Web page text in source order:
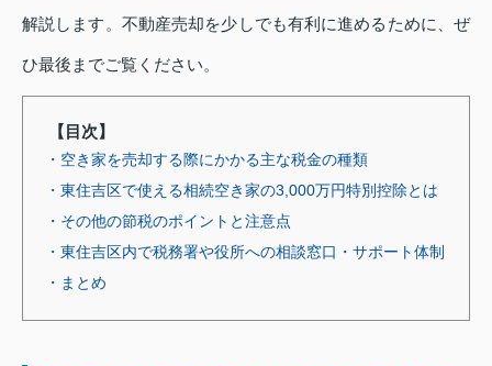
解説します。不動産売却を少しでも有利に進めるために、ぜ
ひ最後までご覧ください。
【目次】
・空き家を売却する際にかかる主な税金の種類
・東住吉区で使える相続空き家の3,000万円特別控除とは
・その他の節税のポイントと注意点
・東住吉区内で税務署や役所への相談窓口・サポート体制
・まとめ